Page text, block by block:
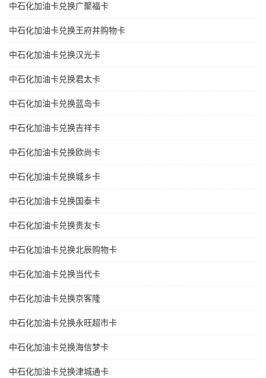
中石化加油卡兑换广聚福卡
中石化加油卡兑换王府井购物卡
中石化加油卡兑换汉光卡
中石化加油卡兑换君太卡
中石化加油卡兑换蓝岛卡
中石化加油卡兑换吉祥卡
中石化加油卡兑换欧尚卡
中石化加油卡兑换城乡卡
中石化加油卡兑换国泰卡
中石化加油卡兑换贵友卡
中石化加油卡兑换北辰购物卡
中石化加油卡兑换当代卡
中石化加油卡兑换京客隆
中石化加油卡兑换永旺超市卡
中石化加油卡兑换海信梦卡
中石化加油卡兑换津城通卡